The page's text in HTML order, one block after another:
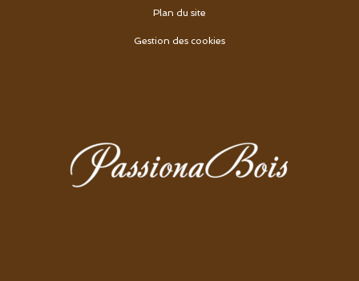
Plan du site
Gestion des cookies